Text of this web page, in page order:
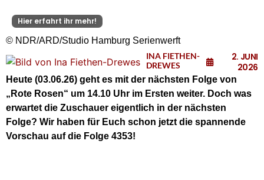
Hier erfahrt ihr mehr!
© NDR/ARD/Studio Hamburg Serienwerft
INA FIETHEN-
DREWES
2. JUNI
2026
Heute (03.06.26) geht es mit der nächsten Folge von
„Rote Rosen“ um 14.10 Uhr im Ersten weiter. Doch was
erwartet die Zuschauer eigentlich in der nächsten
Folge? Wir haben für Euch schon jetzt die spannende
Vorschau auf die Folge 4353!